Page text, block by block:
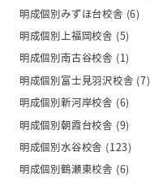
明成個別みずほ台校舎 (6)
明成個別上福岡校舎 (5)
明成個別南古谷校舎 (1)
明成個別富士見羽沢校舎 (7)
明成個別新河岸校舎 (6)
明成個別朝霞台校舎 (9)
明成個別水谷校舎 (123)
明成個別鶴瀬東校舎 (6)